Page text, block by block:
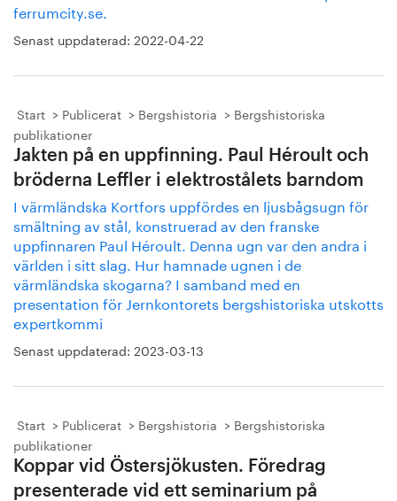
ferrumcity.se.
Senast uppdaterad: 2022-04-22
Start Publicerat Bergshistoria
Bergshistoriska
publikationer
Jakten på en uppfinning. Paul Héroult och
bröderna Leffler i elektrostålets barndom
I värmländska Kortfors uppfördes en ljusbågsugn för
smältning av stål, konstruerad av den franske
uppfinnaren Paul Héroult. Denna ugn var den andra i
världen i sitt slag. Hur hamnade ugnen i de
värmländska skogarna? I samband med en
presentation för Jernkontorets bergshistoriska utskotts
expertkommi
Senast uppdaterad: 2023-03-13
Start Publicerat Bergshistoria
Bergshistoriska
publikationer
Koppar vid Östersjökusten. Föredrag
presenterade vid ett seminarium på